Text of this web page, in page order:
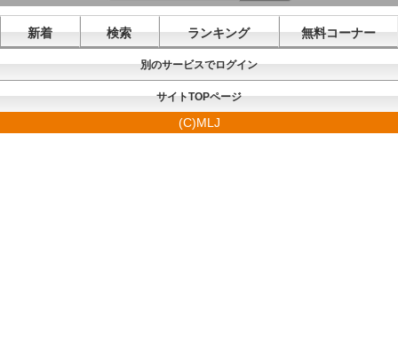
新着 検索 ランキング 無料コーナー
別のサービスでログイン
サイトTOPページ
(C)MLJ